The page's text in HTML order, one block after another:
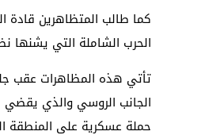
كما طالب المتظاهرين قادة
الحرب الشاملة التي يشنها
تأتي هذه المظاهرات عقب
الجانب الروسي والذي يقضي
حملة عسكرية على المنطقة